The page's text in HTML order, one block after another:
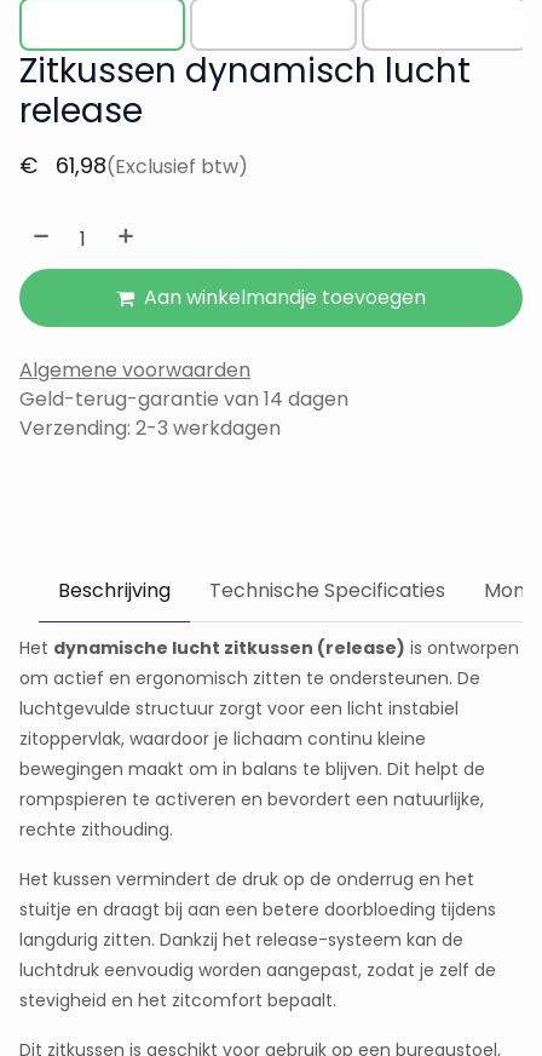
Zitkussen dynamisch lucht
release
€ 61,98(Exclusief btw)
Aan winkelmandje toevoegen
Algemene voorwaarden
Geld-terug-garantie van 14 dagen
Verzending: 2-3 werkdagen
Beschrijving Technische Specificaties
Het dynamische lucht zitkussen (release) is ontworpen
om actief en ergonomisch zitten te ondersteunen. De
luchtgevulde structuur zorgt voor een licht instabiel
zitoppervlak, waardoor je lichaam continu kleine
bewegingen maakt om in balans te blijven. Dit helpt de
rompspieren te activeren en bevordert een natuurlijke,
rechte zithouding.
Het kussen vermindert de druk op de onderrug en het
stuitje en draagt bij aan een betere doorbloeding tijdens
langdurig zitten. Dankzij het release-systeem kan de
luchtdruk eenvoudig worden aangepast, zodat je zelf de
stevigheid en het zitcomfort bepaalt.
Dit zitkussen is geschikt voor gebruik op een bureaustoel,